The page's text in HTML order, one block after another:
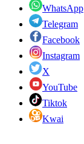
WhatsApp
Telegram
Facebook
Instagram
X
YouTube
Tiktok
Kwai